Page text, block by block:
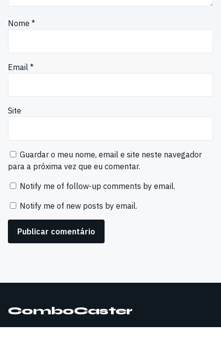
Nome *
Email *
Site
Guardar o meu nome, email e site neste navegador
para a próxima vez que eu comentar.
Notify me of follow-up comments by email.
Notify me of new posts by email.
ComboCaster